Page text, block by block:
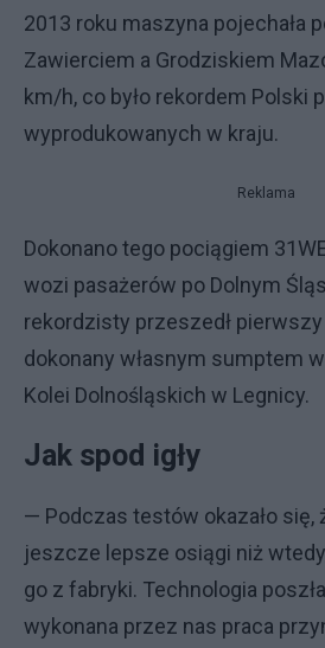
2013 roku maszyna pojechała
Zawierciem a Grodziskiem
km/h, co było rekordem Polski
wyprodukowanych w kraju.
Reklama
Dokonano tego pociągiem
wozi pasażerów po Dolnym
rekordzisty przeszedł
dokonany własnym sumptem
Kolei Dolnośląskich w Legnicy.
Jak spod igły
— Podczas testów okazało się,
jeszcze lepsze osiągi niż
go z fabryki. Technologia
wykonana przez nas praca